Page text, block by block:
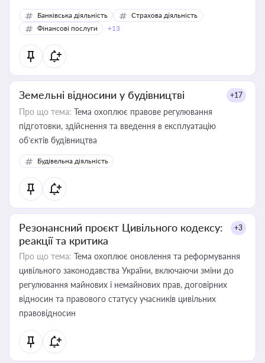
Банківська діяльність
Страхова діяльність
Фінансові послуги
+13
Земельні відносини у будівництві +17
Про що тема: Тема охоплює правове регулювання
підготовки, здійснення та введення в експлуатацію
об’єктів будівництва
Будівельна діяльність
Резонансний проєкт Цивільного кодексу:
реакції та критика
+3
Про що тема: Тема охоплює оновлення та реформування
цивільного законодавства України, включаючи зміни до
регулювання майнових і немайнових прав, договірних
відносин та правового статусу учасників цивільних
правовідносин